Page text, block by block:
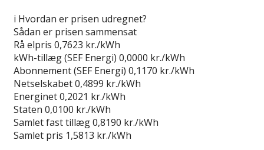
i Hvordan er prisen udregnet?
Sådan er prisen sammensat
Rå elpris 0,7623 kr./kWh
kWh-tillæg (SEF Energi) 0,0000 kr./kWh
Abonnement (SEF Energi) 0,1170 kr./kWh
Netselskabet0,4899 kr./kWh
Energinet0,2021 kr./kWh
Staten 0,0100 kr./kWh
Samlet fast tillæg0,8190 kr./kWh
Samlet pris 1,5813 kr./kWh